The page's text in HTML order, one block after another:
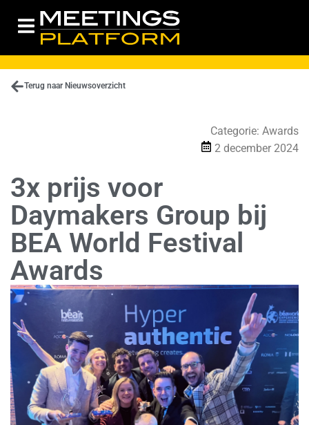
Terug naar Nieuwsoverzicht
Categorie: Awards
2 december 2024
3x prijs voor
Daymakers Group bij
BEA World Festival
Awards